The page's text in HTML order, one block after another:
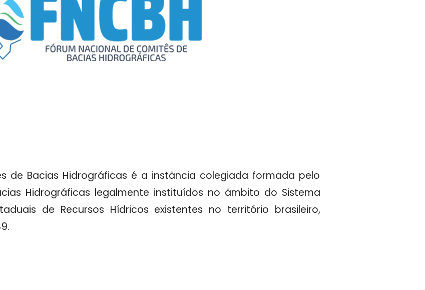
de Bacias Hidrográficas é a instância colegiada formada pelo
Hidrográficas legalmente instituídos no âmbito do Sistema
de Recursos Hídricos existentes no território brasileiro,